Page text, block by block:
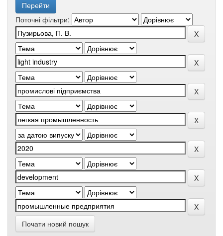
Поточні фільтри:
Почати новий пошук